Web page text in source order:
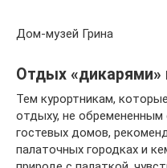
Дом-музей Грина
Отдых «дикарями»
Тем курортникам,
отдыху, не обремененным
гостевых домов,
палаточных городках и